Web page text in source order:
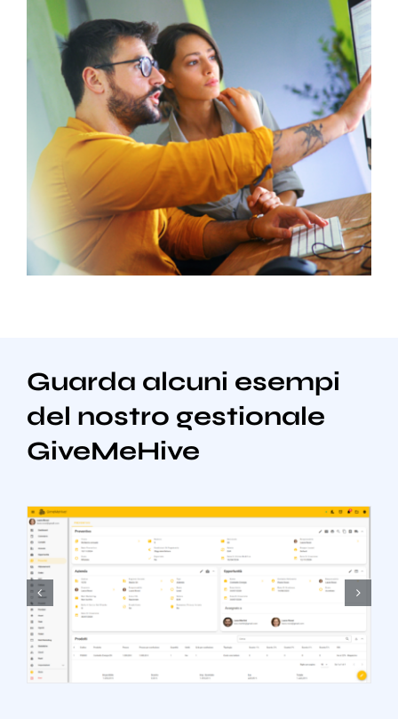
Guarda alcuni esempi
del nostro gestionale
GiveMeHive